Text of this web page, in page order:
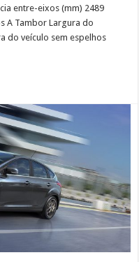
entre-eixos (mm) 2489
A Tambor Largura do
do veículo sem espelhos